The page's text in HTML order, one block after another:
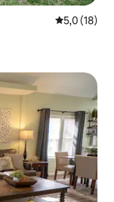
prosječna
5,0 (18)